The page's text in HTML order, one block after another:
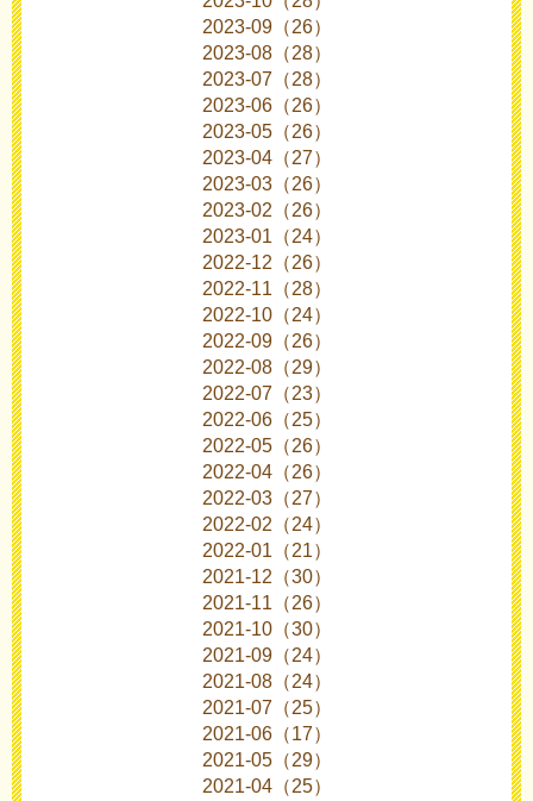
2023-09（26）
2023-08（28）
2023-07（28）
2023-06（26）
2023-05（26）
2023-04（27）
2023-03（26）
2023-02（26）
2023-01（24）
2022-12（26）
2022-11（28）
2022-10（24）
2022-09（26）
2022-08（29）
2022-07（23）
2022-06（25）
2022-05（26）
2022-04（26）
2022-03（27）
2022-02（24）
2022-01（21）
2021-12（30）
2021-11（26）
2021-10（30）
2021-09（24）
2021-08（24）
2021-07（25）
2021-06（17）
2021-05（29）
2021-04（25）